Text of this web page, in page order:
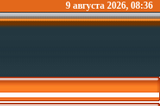
9 августа 2026, 08:36